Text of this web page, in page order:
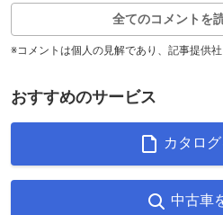
全てのコメントを
※コメントは個人の見解であり、記事提供社
おすすめのサービス
カタロ
中古車